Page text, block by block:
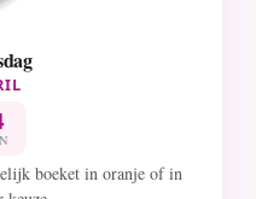
boeket in oranje of in